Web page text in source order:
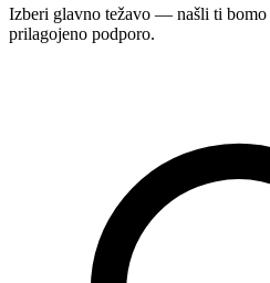
Izberi glavno težavo — našli ti bomo
prilagojeno podporo.